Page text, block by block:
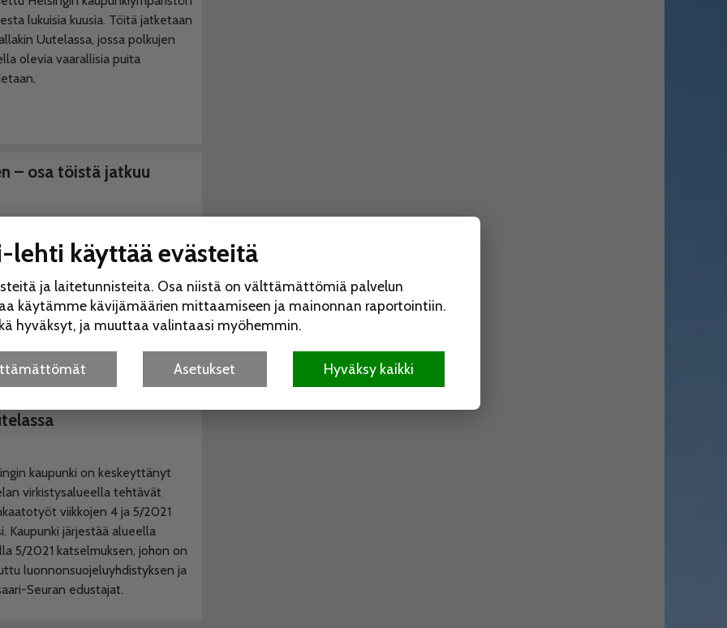
lukuisia kuusia. Töitä jatketaan
Uutelassa, jossa polkujen
olevia vaarallisia puita
– osa töistä jatkuu
virkistysalueen
kanssa. Viikolla
Uutelassa jatketaan sellaisia
joista ei ollut näkemyseroja tällä
kaupunki on keskeyttänyt
virkistysalueella tehtävät
viikkojen 4 ja 5/2021
Kaupunki järjestää alueella
5/2021 katselmuksen, johon on
luonnonsuojeluyhdistyksen ja
Seuran edustajat.
lehti käyttää evästeitä
ja laitetunnisteita. Osa niistä on välttämättömiä palvelun
käytämme kävijämäärien mittaamiseen ja mainonnan raportointiin.
hyväksyt, ja muuttaa valintaasi myöhemmin.
Asetukset Hyväksy kaikki